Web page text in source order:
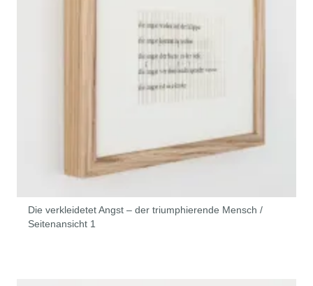
Die verkleidetet Angst – der triumphierende Mensch /
Seitenansicht 1